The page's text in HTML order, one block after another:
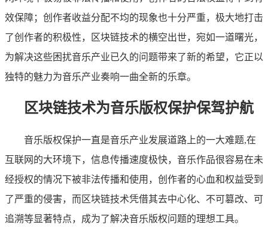
效保障；创作者收益分配不均的现象也十分严重，极大地打击
了创作者的积极性，区块链技术的横空出世，宛如一道曙光，
为解决这些困扰音乐产业已久的问题带来了新的希望，它正以
独特的魅力为音乐产业奏响一曲全新的乐章。
区块链技术为音乐版权保护保驾护航
音乐版权保护一直是音乐产业发展道路上的一大难题,在
互联网的大环境下，信息传播速度极快，音乐作品很容易在未
经授权的情况下被非法传播和使用，创作者的心血和权益受到
了严重的侵害，而区块链技术凭借其去中心化、不可篡改、可
追溯等显著特点，成为了解决音乐版权问题的理想工具。